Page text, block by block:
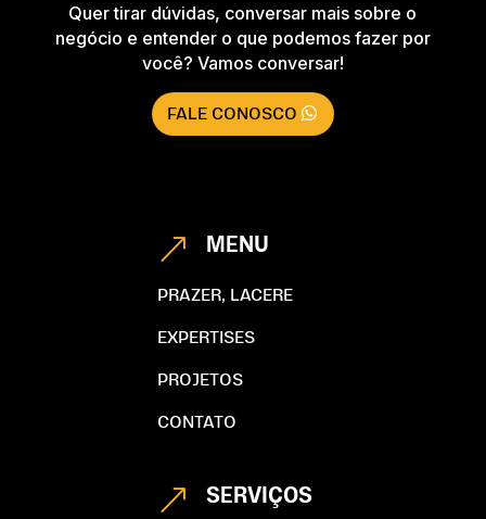
Quer tirar dúvidas, conversar mais sobre o
negócio e entender o que podemos fazer por
você? Vamos conversar!
FALE CONOSCO
& MENU
PRAZER, LACERE
EXPERTISES
PROJETOS
CONTATO
& SERVIÇOS